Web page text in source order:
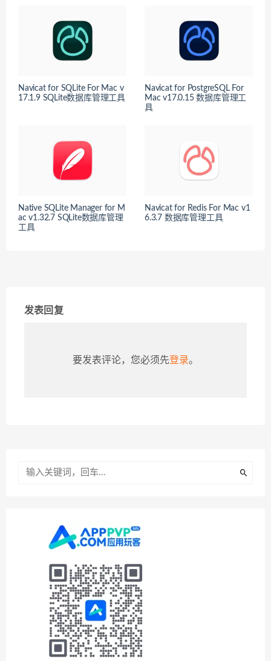
Navicat for SQLite For Mac v
17.1.9 SQLite数据库管理工具
Navicat for PostgreSQL For
Mac v17.0.15 数据库管理工
具
Native SQLite Manager for M
ac v1.32.7 SQLite数据库管理
工具
Navicat for Redis For Mac v1
6.3.7 数据库管理工具
发表回复
要发表评论，您必须先登录。